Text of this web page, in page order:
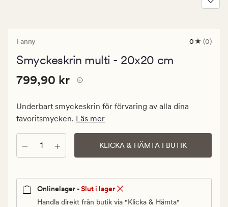
Fanny
0
0 (0)
Smyckeskrin multi - 20x20 cm
Pris
799,90
Ordinarie
799,90
kr
Pris 799,90 kr
799,90 kr
Underbart smyckeskrin för förvaring av alla dina
favoritsmycken. Läs mer
Antal KLICKA & HÄMTA I BUTIK
Onlinelager -Slut i lager
Handla direkt från butik via "Klicka & Hämta"